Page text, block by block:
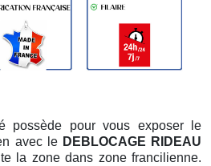
possède pour vous exposer le
avec le DEBLOCAGE RIDEAU
la zone dans zone francilienne.